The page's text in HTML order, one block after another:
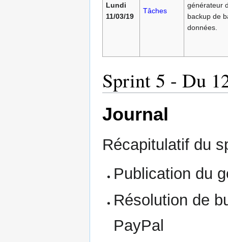
Lundi
11/03/19
Tâches
générateur
backup de
données.
Sprint 5 - Du
Journal
Récapitulatif du
Publication du
Résolution de
PayPal